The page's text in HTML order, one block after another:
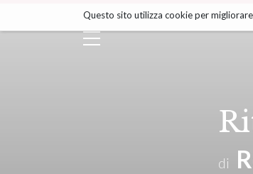
ai
contenuti.
|
Questo sito utilizza cookie per
di